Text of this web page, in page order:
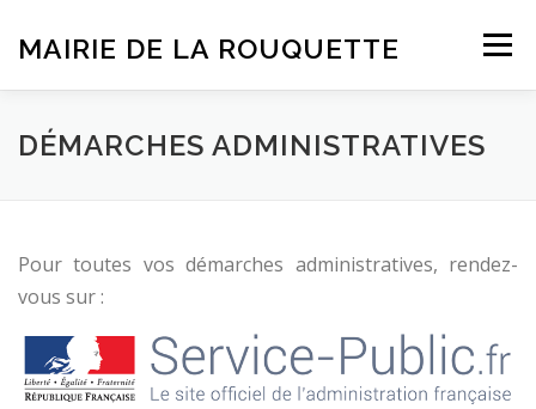
contenu
MAIRIE DE LA ROUQUETTE Menu
ACCUEIL BULLETINS D’INFORMATION
DÉMARCHES ADMINISTRATIVES
Pour toutes vos démarches administratives, rendez-
vous sur :